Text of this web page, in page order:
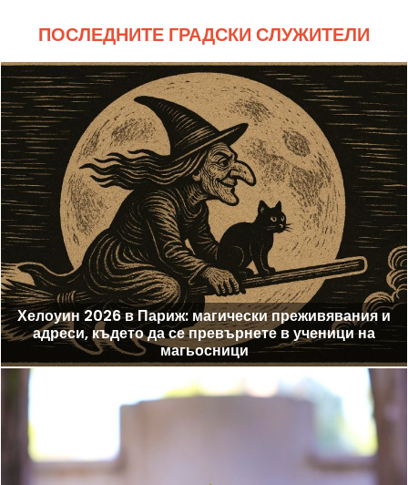
ПОСЛЕДНИТЕ ГРАДСКИ СЛУЖИТЕЛИ
Хелоуин 2026 в Париж: магически преживявания и
адреси, където да се превърнете в ученици на
магьосници